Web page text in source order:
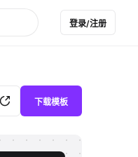
登录/注册
下载模板